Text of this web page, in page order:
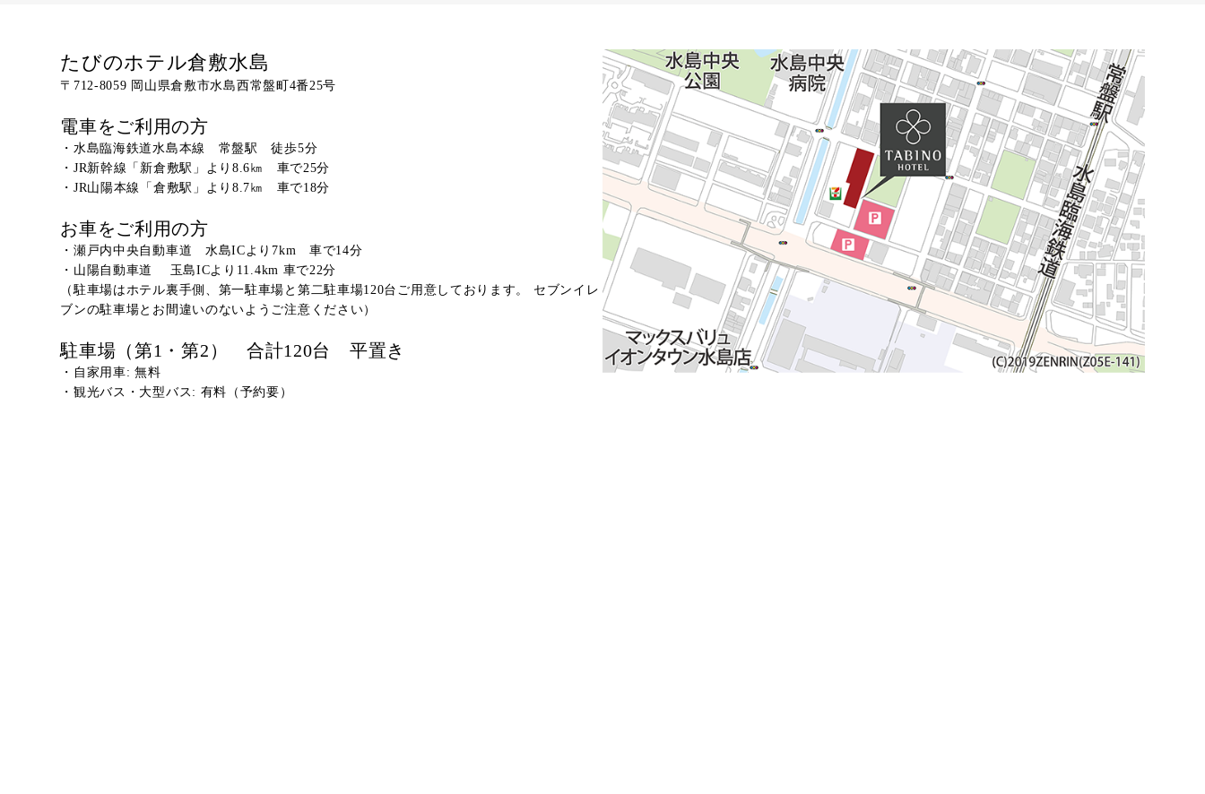
たびのホテル倉敷水島
〒712-8059 岡山県倉敷市水島西常盤町4番25号
電車をご利用の方
・水島臨海鉄道水島本線 常盤駅 徒歩5分
・JR新幹線「新倉敷駅」より8.6㎞ 車で25分
・JR山陽本線「倉敷駅」より8.7㎞ 車で18分
お車をご利用の方
・瀬戸内中央自動車道 水島ICより7km 車で14分
・山陽自動車道 玉島ICより11.4km 車で22分
（駐車場はホテル裏手側、第一駐車場と第二駐車場120台ご用意しております。 セブンイレ
ブンの駐車場とお間違いのないようご注意ください）
駐車場（第1・第2） 合計120台 平置き
・自家用車: 無料
・観光バス・大型バス: 有料（予約要）